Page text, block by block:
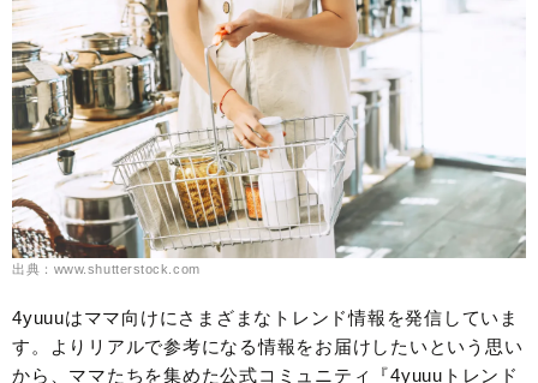
出典：www.shutterstock.com
4yuuuはママ向けにさまざまなトレンド情報を発信していま
す。よりリアルで参考になる情報をお届けしたいという思い
から、ママたちを集めた公式コミュニティ『4yuuuトレンド